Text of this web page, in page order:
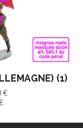
(1)
€